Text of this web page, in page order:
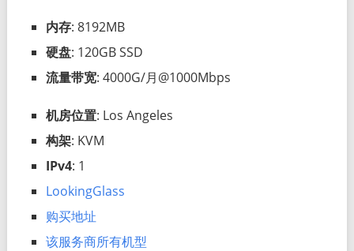
内存: 8192MB
硬盘: 120GB SSD
流量带宽: 4000G/月@1000Mbps
机房位置: Los Angeles
构架: KVM
IPv4: 1
LookingGlass
购买地址
该服务商所有机型